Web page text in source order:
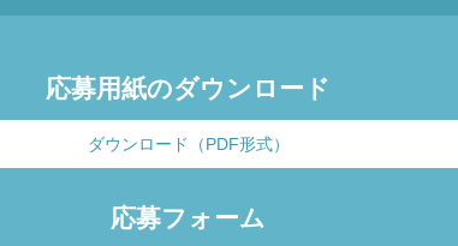
応募用紙のダウンロード
ダウンロード（PDF形式）
応募フォーム